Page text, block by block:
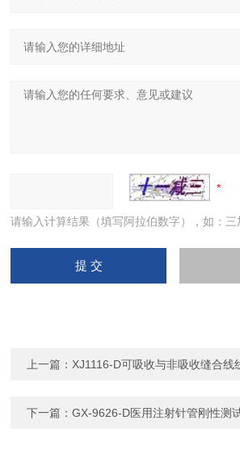
请输入计算结果（填写阿拉伯数字），如：三
上一篇： XJ1116-D可吸收与非吸收缝合线
下一篇：GX-9626-D医用注射针管刚性测